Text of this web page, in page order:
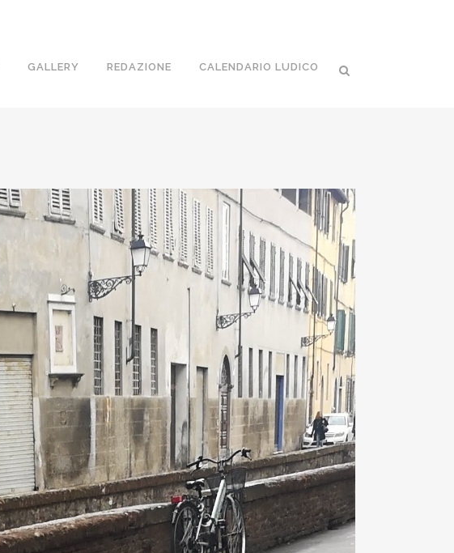
GALLERY REDAZIONE CALENDARIO LUDICO